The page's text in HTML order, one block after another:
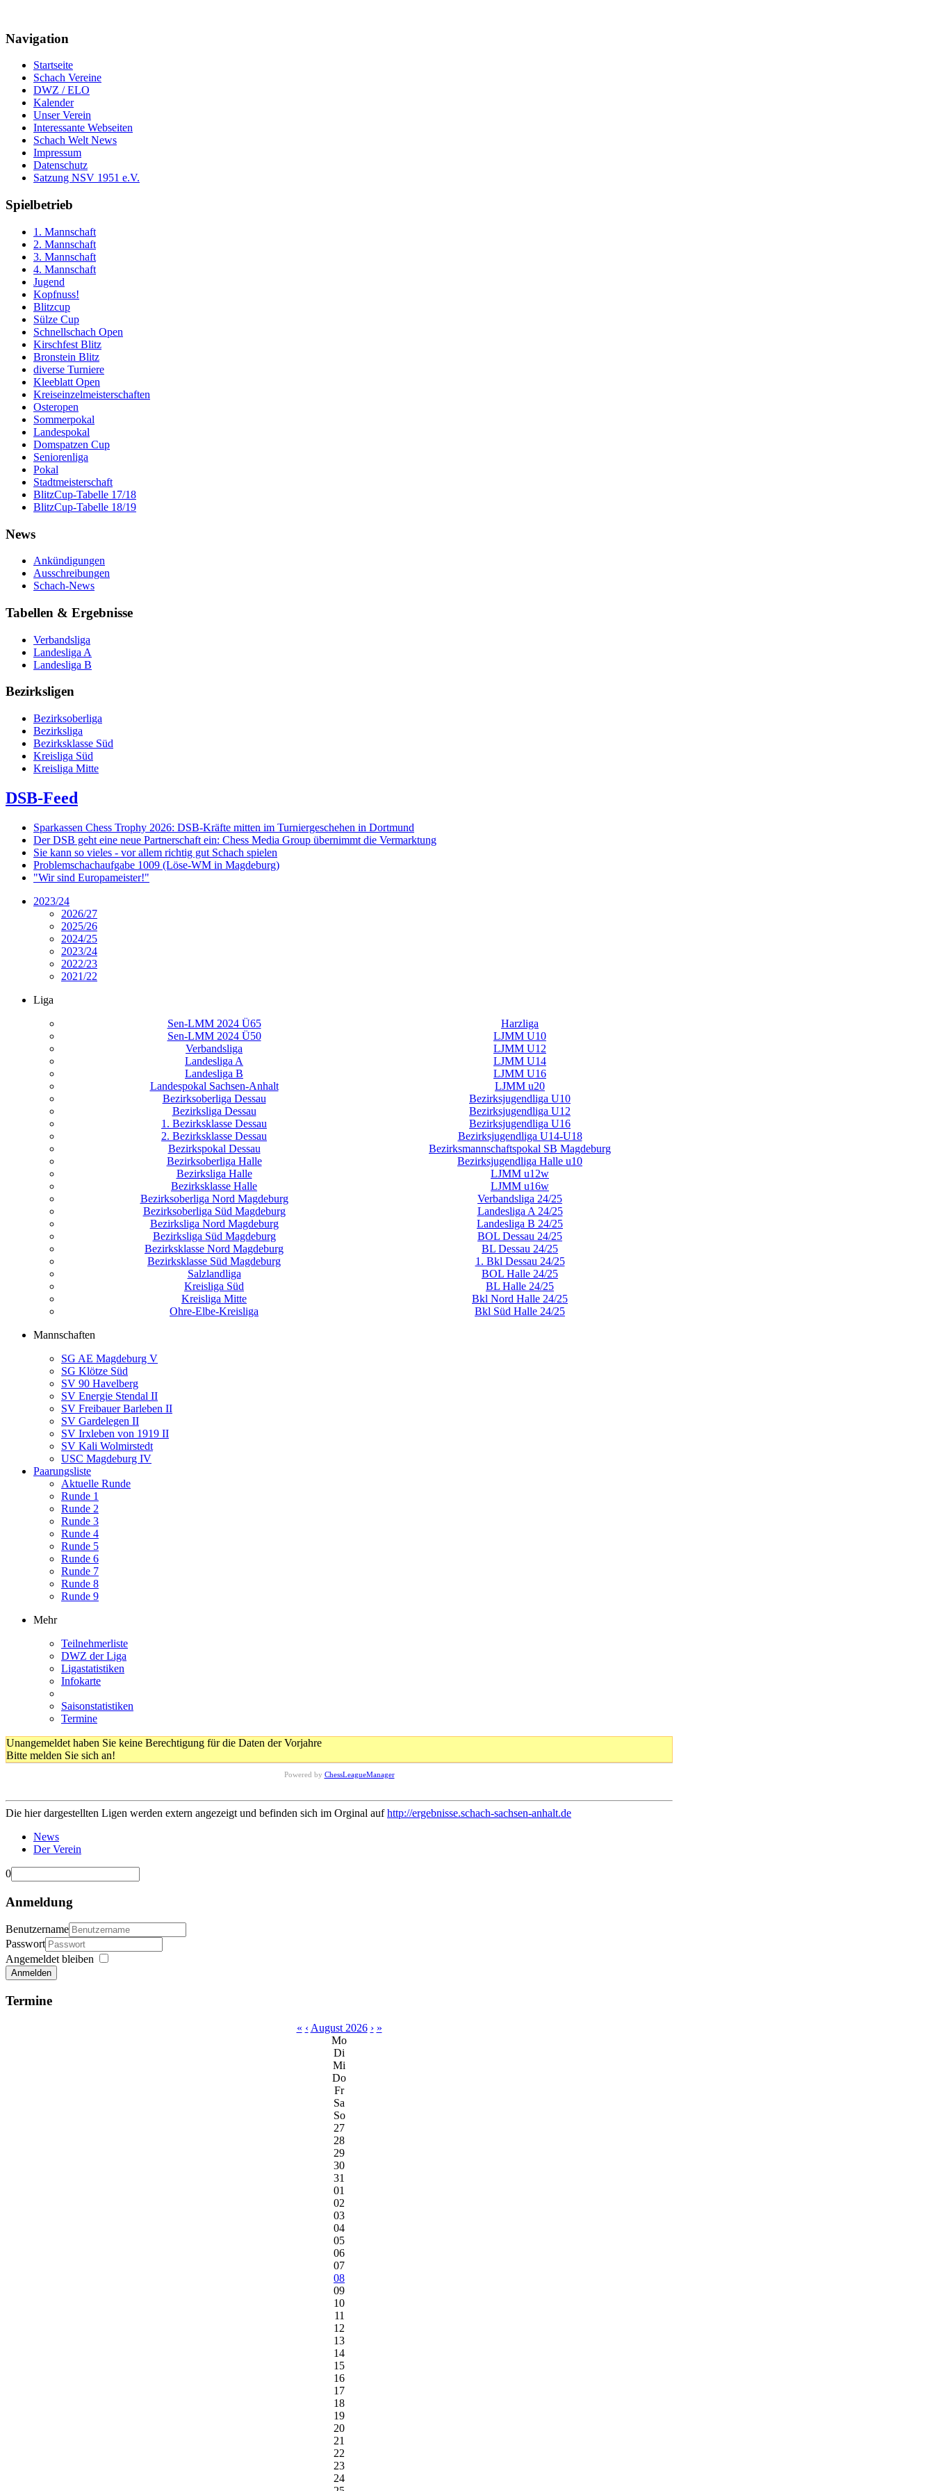
Navigation
Startseite
Schach Vereine
DWZ / ELO
Kalender
Unser Verein
Interessante Webseiten
Schach Welt News
Impressum
Datenschutz
Satzung NSV 1951 e.V.
Spielbetrieb
1. Mannschaft
2. Mannschaft
3. Mannschaft
4. Mannschaft
Jugend
Kopfnuss!
Blitzcup
Sülze Cup
Schnellschach Open
Kirschfest Blitz
Bronstein Blitz
diverse Turniere
Kleeblatt Open
Kreiseinzelmeisterschaften
Osteropen
Sommerpokal
Landespokal
Domspatzen Cup
Seniorenliga
Pokal
Stadtmeisterschaft
BlitzCup-Tabelle 17/18
BlitzCup-Tabelle 18/19
News
Ankündigungen
Ausschreibungen
Schach-News
Tabellen & Ergebnisse
Verbandsliga
Landesliga A
Landesliga B
Bezirksligen
Bezirksoberliga
Bezirksliga
Bezirksklasse Süd
Kreisliga Süd
Kreisliga Mitte
DSB-Feed
Sparkassen Chess Trophy 2026: DSB-Kräfte mitten im Turniergeschehen in Dortmund
Der DSB geht eine neue Partnerschaft ein: Chess Media Group übernimmt die Vermarktung
Sie kann so vieles - vor allem richtig gut Schach spielen
Problemschachaufgabe 1009 (Löse-WM in Magdeburg)
"Wir sind Europameister!"
2023/24
2026/27
2025/26
2024/25
2023/24
2022/23
2021/22
Liga
Sen-LMM 2024 Ü65
Harzliga
Sen-LMM 2024 Ü50
LJMM U10
Verbandsliga
LJMM U12
Landesliga A
LJMM U14
Landesliga B
LJMM U16
Landespokal Sachsen-Anhalt
LJMM u20
Bezirksoberliga Dessau
Bezirksjugendliga U10
Bezirksliga Dessau
Bezirksjugendliga U12
1. Bezirksklasse Dessau
Bezirksjugendliga U16
2. Bezirksklasse Dessau
Bezirksjugendliga U14-U18
Bezirkspokal Dessau
Bezirksmannschaftspokal SB Magdeburg
Bezirksoberliga Halle
Bezirksjugendliga Halle u10
Bezirksliga Halle
LJMM u12w
Bezirksklasse Halle
LJMM u16w
Bezirksoberliga Nord Magdeburg
Verbandsliga 24/25
Bezirksoberliga Süd Magdeburg
Landesliga A 24/25
Bezirksliga Nord Magdeburg
Landesliga B 24/25
Bezirksliga Süd Magdeburg
BOL Dessau 24/25
Bezirksklasse Nord Magdeburg
BL Dessau 24/25
Bezirksklasse Süd Magdeburg
1. Bkl Dessau 24/25
Salzlandliga
BOL Halle 24/25
Kreisliga Süd
BL Halle 24/25
Kreisliga Mitte
Bkl Nord Halle 24/25
Ohre-Elbe-Kreisliga
Bkl Süd Halle 24/25
Mannschaften
SG AE Magdeburg V
SG Klötze Süd
SV 90 Havelberg
SV Energie Stendal II
SV Freibauer Barleben II
SV Gardelegen II
SV Irxleben von 1919 II
SV Kali Wolmirstedt
USC Magdeburg IV
Paarungsliste
Aktuelle Runde
Runde 1
Runde 2
Runde 3
Runde 4
Runde 5
Runde 6
Runde 7
Runde 8
Runde 9
Mehr
Teilnehmerliste
DWZ der Liga
Ligastatistiken
Infokarte
Saisonstatistiken
Termine
Unangemeldet haben Sie keine Berechtigung für die Daten der Vorjahre
Bitte melden Sie sich an!
Powered by ChessLeagueManager
Die hier dargestellten Ligen werden extern angezeigt und befinden sich im Orginal aufhttp://ergebnisse.schach-sachsen-anhalt.de
News
Der Verein
0
Anmeldung
Benutzername
Passwort
Angemeldet bleiben
Anmelden
Termine
« ‹ August 2026 › »
Mo
Di
Mi
Do
Fr
Sa
So
27
28
29
30
31
01
02
03
04
05
06
07
08
09
10
11
12
13
14
15
16
17
18
19
20
21
22
23
24